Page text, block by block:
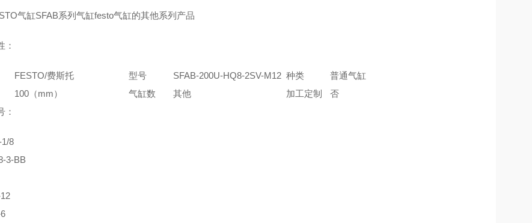
气缸SFAB系列气缸festo气缸的其他系列产品
：
FESTO/费斯托 型号 SFAB-200U-HQ8-2SV-M12 种类
普通气缸
100（mm） 气缸数 其他 加工定制
否
：
8
3-BB